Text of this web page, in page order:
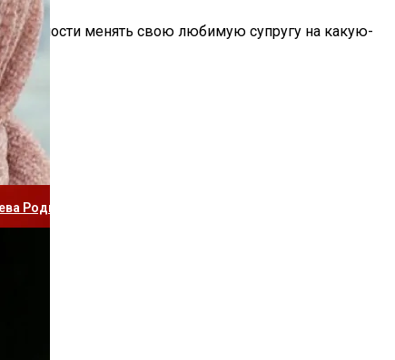
Детьми
Родила Сына От 19-Летнего
менять свою любимую супругу на какую-